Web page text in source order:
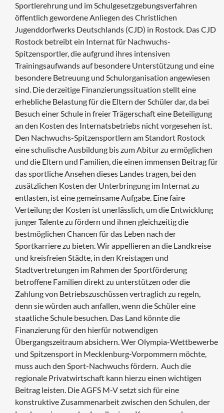
Sportlerehrung und im Schulgesetzgebungsverfahren
öffentlich gewordene Anliegen des Christlichen
Jugenddorfwerks Deutschlands (CJD) in Rostock. Das CJD
Rostock betreibt ein Internat für Nachwuchs-
Spitzensportler, die aufgrund ihres intensiven
Trainingsaufwands auf besondere Unterstützung und eine
besondere Betreuung und Schulorganisation angewiesen
sind. Die derzeitige Finanzierungssituation stellt eine
erhebliche Belastung für die Eltern der Schüler dar, da bei
Besuch einer Schule in freier Trägerschaft eine Beteiligung
an den Kosten des Internatsbetriebs nicht vorgesehen ist.
Den Nachwuchs-Spitzensportlern am Standort Rostock
eine schulische Ausbildung bis zum Abitur zu ermöglichen
und die Eltern und Familien, die einen immensen Beitrag für
das sportliche Ansehen dieses Landes tragen, bei den
zusätzlichen Kosten der Unterbringung im Internat zu
entlasten, ist eine gemeinsame Aufgabe. Eine faire
Verteilung der Kosten ist unerlässlich, um die Entwicklung
junger Talente zu fördern und ihnen gleichzeitig die
bestmöglichen Chancen für das Leben nach der
Sportkarriere zu bieten. Wir appellieren an die Landkreise
und kreisfreien Städte, in den Kreistagen und
Stadtvertretungen im Rahmen der Sportförderung
betroffene Familien direkt zu unterstützen oder die
Zahlung von Betriebszuschüssen vertraglich zu regeln,
denn sie würden auch anfallen, wenn die Schüler eine
staatliche Schule besuchen. Das Land könnte die
Finanzierung für den hierfür notwendigen
Übergangszeitraum absichern. Wer Olympia-Wettbewerbe
und Spitzensport in Mecklenburg-Vorpommern möchte,
muss auch den Sport-Nachwuchs fördern. Auch die
regionale Privatwirtschaft kann hierzu einen wichtigen
Beitrag leisten. Die AGFS M-V setzt sich für eine
konstruktive Zusammenarbeit zwischen den Schulen, der